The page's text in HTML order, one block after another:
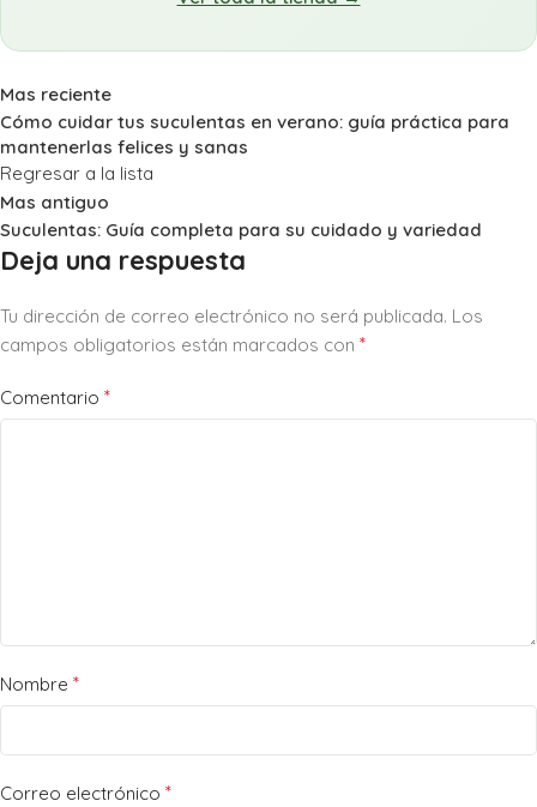
Mas reciente
Cómo cuidar tus suculentas en verano: guía práctica para
mantenerlas felices y sanas
Regresar a la lista
Mas antiguo
Suculentas: Guía completa para su cuidado y variedad
Deja una respuesta
Tu dirección de correo electrónico no será publicada. Los
campos obligatorios están marcados con *
Comentario *
Nombre *
Correo electrónico *